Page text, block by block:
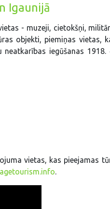
Igaunijā
- muzeji, cietokšņi,
objekti, piemiņas vietas,
iegūšanas
vietas, kas pieejamas
.